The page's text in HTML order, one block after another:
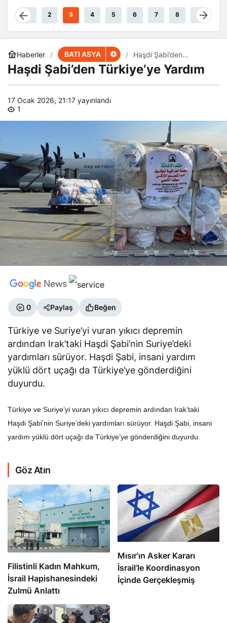
1 2 3 4 5 6 7 8 9
Haberler BATI ASYA
Haşdi Şabi’den
Türkiye’ye Yardım
Haşdi Şabi’den Türkiye’ye Yardım
17 Ocak 2026, 21:17 yayınlandı
1
0 Paylaş Beğen
Türkiye ve Suriye’yi vuran yıkıcı depremin
ardından Irak’taki Haşdi Şabi’nin Suriye’deki
yardımları sürüyor. Haşdi Şabi, insani yardım
yüklü dört uçağı da Türkiye’ye gönderdiğini
duyurdu.
Türkiye ve Suriye’yi vuran yıkıcı depremin ardından Irak’taki
Haşdi Şabi’nin Suriye’deki yardımları sürüyor. Haşdi Şabi, insani
yardım yüklü dört uçağı da Türkiye’ye gönderdiğini duyurdu.
Göz Atın
Filistinli Kadın Mahkum,
İsrail Hapishanesindeki
Zulmü Anlattı
Mısır’ın Asker Kararı
İsrail’le Koordinasyon
İçinde Gerçekleşmiş